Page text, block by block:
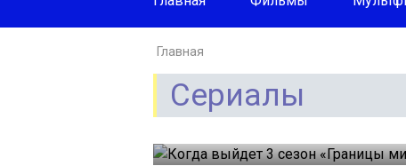
Главная
Сериалы